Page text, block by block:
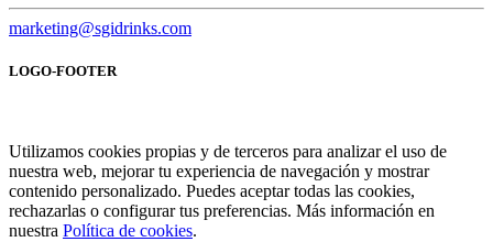
marketing@sgidrinks.com
LOGO-FOOTER
Utilizamos cookies propias y de terceros para analizar el uso de
nuestra web, mejorar tu experiencia de navegación y mostrar
contenido personalizado. Puedes aceptar todas las cookies,
rechazarlas o configurar tus preferencias. Más información en
nuestra Política de cookies.